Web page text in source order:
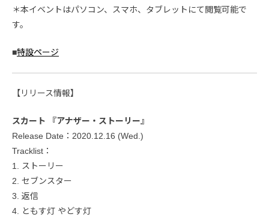
＊本イベントはパソコン、スマホ、タブレットにて閲覧可能で
す。
■特設ページ
【リリース情報】
スカート 『アナザー・ストーリー』
Release Date：2020.12.16 (Wed.)
Tracklist：
1. ストーリー
2. セブンスター
3. 返信
4. ともす灯 やどす灯